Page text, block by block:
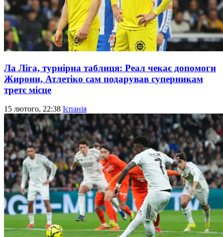
Ла Ліга, турнірна таблиця: Реал чекає допомоги
Жирони, Атлетіко сам подарував суперникам
третє місце
15 лютого, 22:38 Іспанія